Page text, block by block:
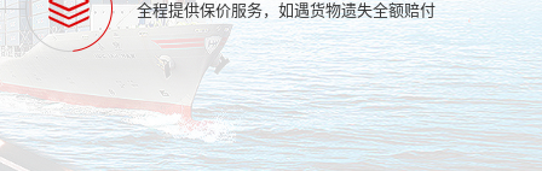
全程提供保价服务，如遇货物遗失全额赔付